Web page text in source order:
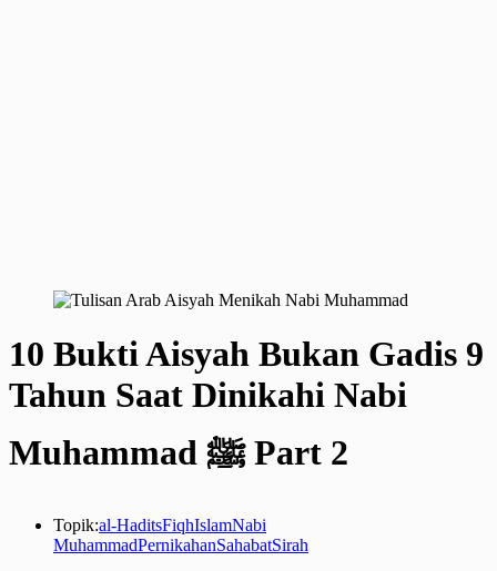
10 Bukti Aisyah Bukan Gadis 9
Tahun Saat Dinikahi Nabi
Muhammad ﷺ Part 2
Topik:al-HaditsFiqhIslamNabi
MuhammadPernikahanSahabatSirah